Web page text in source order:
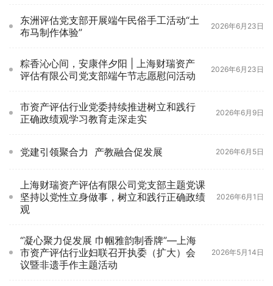
东洲评估党支部开展端午民俗手工活动“土
布马制作体验”
2026年6月23日
粽香沁心间，安康伴夕阳 | 上海财瑞资产
评估有限公司党支部端午节志愿慰问活动
2026年6月23日
市资产评估行业党委持续推进树立和践行
正确政绩观学习教育走深走实
2026年6月9日
党建引领聚合力 产教融合促发展 2026年6月5日
上海财瑞资产评估有限公司党支部主题党课
坚持以党性立身做事，树立和践行正确政绩
观
2026年6月1日
“凝心聚力促发展 巾帼雅韵制香牌”—上海
市资产评估行业妇联召开执委（扩大）会
议暨非遗手作主题活动
2026年5月14日